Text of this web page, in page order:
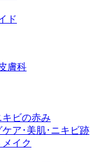
ド
膚科
ビの赤み
ア･美肌･ニキビ跡
イク